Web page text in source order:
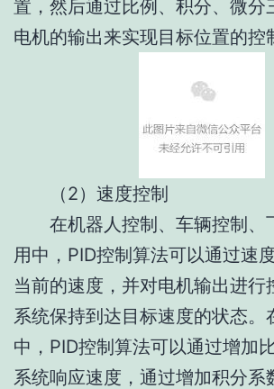
置，然后通过比例、积分、微分
电机的输出来实现目标位置的控
（2）速度控制
在机器人控制、车辆控制、
用中，PID控制算法可以通过速
当前的速度，并对电机输出进行
系统保持到达目标速度的状态。
中，PID控制算法可以通过增加
系统响应速度，通过增加积分系